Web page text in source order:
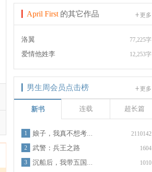
更多
April First 的其它作品
77,225字
洛翼
12,253字
爱情他姓李
更多
男生周会员点击榜
新书 连载 超长篇
2110142
1 娘子，我真不想考...
1604
2 武警：兵王之路
1010
3 沉船后，我带五国...